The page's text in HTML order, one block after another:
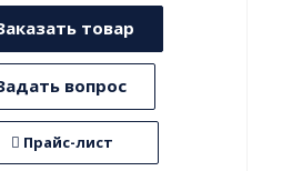
товар
вопрос
Прайс-лист